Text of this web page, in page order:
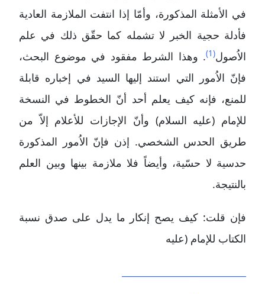
في الأمثلة المذكورة، وأمّا إذا انتفت الملازمة العادية
فأدلة حجية الخبر لا تشمله كما حقّق ذلك في علم
الاُصول(1)
. وهذا الشرط مفقود في موضوع البحث،
فإنّ الاُمور التي استند إليها السيد في إخباره قابلة
للمنع، فإنه كيف يعلم أحد أنّ الخطوط في النسخة
للإمام (عليه السلام) وأنّ الإجازات للأعلام إلاّ من
طريق الحدس الشخصي. إذن فإنّ الاُمور المذكورة
حدسية لا حسّية، وأيضاً فلا ملازمة بينها وبين العلم
بالنتيجة.
فإن قلت: كيف يصح إنكار ما يدل على صدق نسبة
الكتاب للإمام (عليه